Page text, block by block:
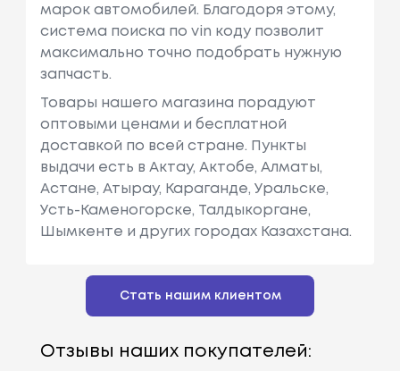
марок автомобилей. Благодоря этому,
система поиска по vin коду позволит
максимально точно подобрать нужную
запчасть.
Товары нашего магазина порадуют
оптовыми ценами и бесплатной
доставкой по всей стране. Пункты
выдачи есть в Актау, Актобе, Алматы,
Астане, Атырау, Караганде, Уральске,
Усть-Каменогорске, Талдыкоргане,
Шымкенте и других городах Казахстана.
Стать нашим клиентом
Отзывы наших покупателей: